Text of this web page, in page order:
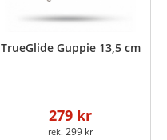
TrueGlide Guppie 13,5 cm
279 kr
299 kr